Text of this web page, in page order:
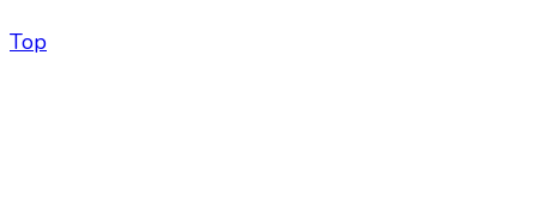
Top